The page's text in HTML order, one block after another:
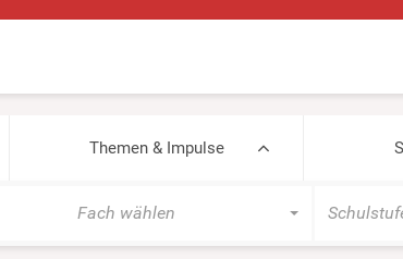
Themen & Impulse
Fach wählen